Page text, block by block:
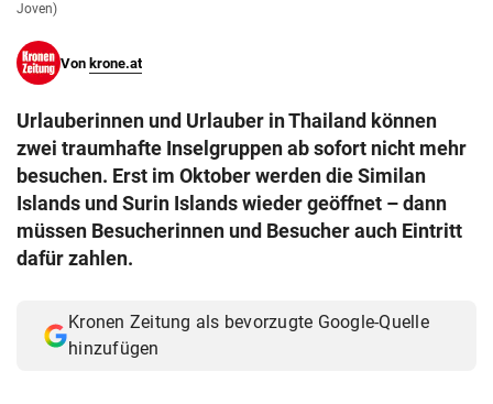
Joven)
Von krone.at
Urlauberinnen und Urlauber in Thailand können
zwei traumhafte Inselgruppen ab sofort nicht mehr
besuchen. Erst im Oktober werden die Similan
Islands und Surin Islands wieder geöffnet – dann
müssen Besucherinnen und Besucher auch Eintritt
dafür zahlen.
Kronen Zeitung als bevorzugte Google-Quelle
hinzufügen